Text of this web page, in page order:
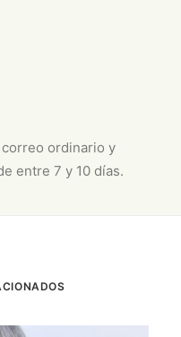
ordinario y
entre 7 y 10 días.